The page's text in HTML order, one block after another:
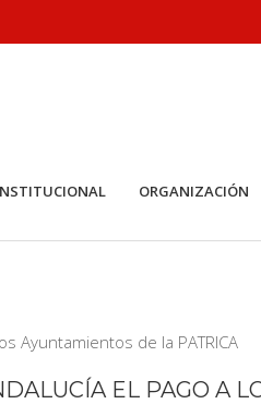
ORGANIZACIÓN
EL PAGO A